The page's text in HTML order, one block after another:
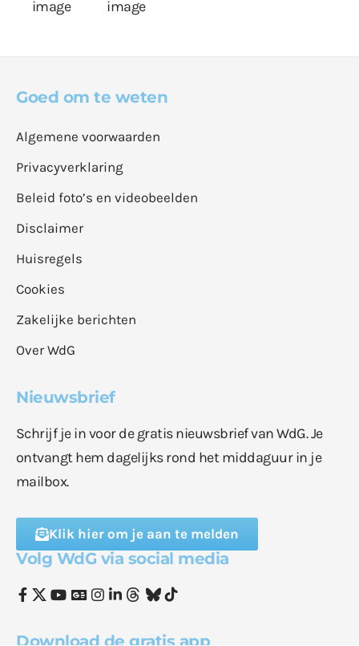
Goed om te weten
Algemene voorwaarden
Privacyverklaring
Beleid foto’s en videobeelden
Disclaimer
Huisregels
Cookies
Zakelijke berichten
Over WdG
Nieuwsbrief
Schrijf je in voor de gratis nieuwsbrief van WdG. Je
ontvangt hem dagelijks rond het middaguur in je
mailbox.
Klik hier om je aan te melden
Volg WdG via social media
Download de gratis app